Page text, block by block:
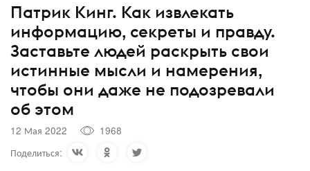
Патрик Кинг. Как извлекать
информацию, секреты и правду.
Заставьте людей раскрыть свои
истинные мысли и намерения,
чтобы они даже не подозревали
об этом
12 Мая 2022
1968
Поделиться: